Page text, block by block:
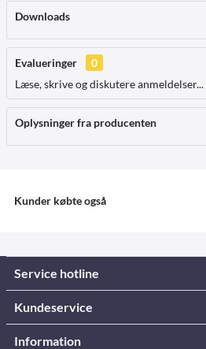
Downloads
Evalueringer
0
Læse, skrive og diskutere anmeldelser...
Oplysninger fra producenten
Kunder købte også
Service hotline
Kundeservice
Information